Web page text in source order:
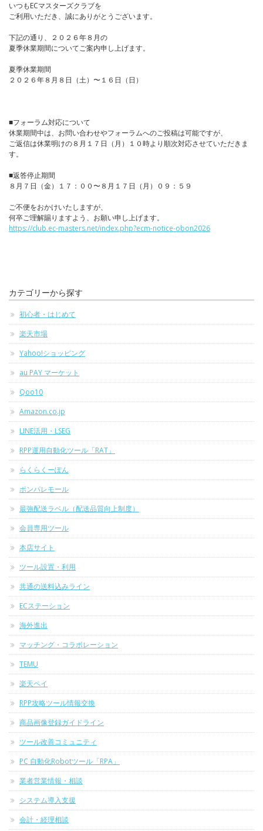
いつもECマスターズクラブを
ご利用いただき、誠にありがとうございます。
下記の通り、２０２６年８月の
夏季休業期間についてご案内申し上げます。
夏季休業期間
２０２６年８月８日（土）〜１６日（日）
■フォーラム対応について
休業期間中は、お問い合わせやフォーラムへのご投稿は可能ですが、
ご返信は休業明けの８月１７日（月）１０時より順次対応させていただきま
す。
■返答停止期間
８月７日（金）１７：００〜８月１７日（月）０９：５９
ご不便をおかけいたしますが、
何卒ご理解賜りますよう、お願い申し上げます。
https://club.ec-masters.net/index.php?ecm-notice-obon2026
カテゴリーから探す
初心者・はじめて
楽天市場
Yahoo!ショッピング
au PAY マーケット
Qoo10
Amazon.co.jp
LINE活用・LSEG
RPP運用自動化ツール「RAT」
らくらくーぽん
ポンパレモール
最強配送ラベル（配送品質向上制度）
会員専用ツール
本店サイト
ツール設置・利用
共通の送料込みライン
ECステーション
海外進出
マッチング・コラボレーション
TEMU
楽天ペイ
RPP攻略ツール情報交換
商品画像登録ガイドライン
ツール改善コミュニティ
PC 自動化Robotツール「RPA」
業者営業情報・相談
システム導入支援
会計・経理相談